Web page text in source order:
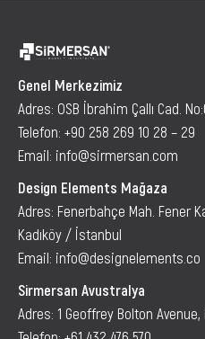
Genel Merkezimiz
Adres: OSB İbrahim Çallı Cad.
Telefon: +90 258 269 10 28 – 29
Email: info@sirmersan.com
Design Elements Mağaza
Adres: Fenerbahçe Mah. Fener
Kadıköy / İstanbul
Email: info@designelements.co
Sirmersan Avustralya
Adres: 1 Geoffrey Bolton Avenue,